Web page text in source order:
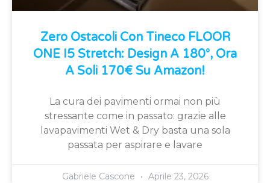
Zero Ostacoli Con Tineco FLOOR
ONE I5 Stretch: Design A 180°, Ora
A Soli 170€ Su Amazon!
La cura dei pavimenti ormai non più
stressante come in passato: grazie alle
lavapavimenti Wet & Dry basta una sola
passata per aspirare e lavare
Gabriele Cascone Aprile 23, 2026